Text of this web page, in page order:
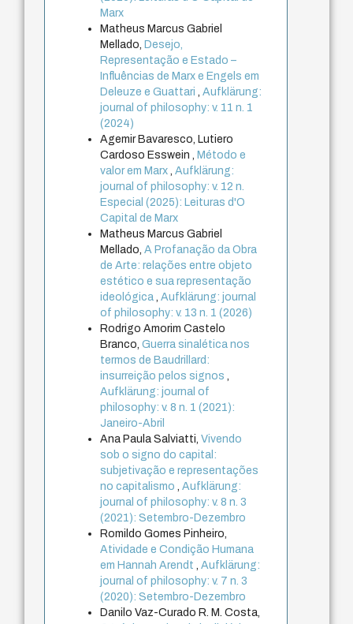
Marx
Matheus Marcus Gabriel
Mellado, Desejo,
Representação e Estado –
Influências de Marx e Engels em
Deleuze e Guattari,Aufklärung:
journal of philosophy: v. 11 n. 1
(2024)
Agemir Bavaresco, Lutiero
Cardoso Esswein , Método e
valor em Marx,Aufklärung:
journal of philosophy: v. 12 n.
Especial (2025): Leituras d'O
Capital de Marx
Matheus Marcus Gabriel
Mellado,A Profanação da Obra
de Arte: relações entre objeto
estético e sua representação
ideológica,Aufklärung: journal
of philosophy: v. 13 n. 1 (2026)
Rodrigo Amorim Castelo
Branco,Guerra sinalética nos
termos de Baudrillard:
insurreição pelos signos,
Aufklärung: journal of
philosophy: v. 8 n. 1 (2021):
Janeiro-Abril
Ana Paula Salviatti,Vivendo
sob o signo do capital:
subjetivação e representações
no capitalismo,Aufklärung:
journal of philosophy: v. 8 n. 3
(2021): Setembro-Dezembro
Romildo Gomes Pinheiro,
Atividade e Condição Humana
em Hannah Arendt,Aufklärung:
journal of philosophy: v. 7 n. 3
(2020): Setembro-Dezembro
Danilo Vaz-Curado R. M. Costa,